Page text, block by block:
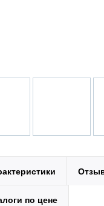
по цене